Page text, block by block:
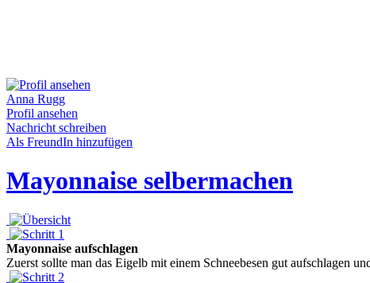
Anna Rugg
Profil ansehen
Nachricht schreiben
Als FreundIn hinzufügen
Mayonnaise selbermachen
Mayonnaise aufschlagen
Zuerst sollte man das Eigelb mit einem Schneebesen gut aufschlagen